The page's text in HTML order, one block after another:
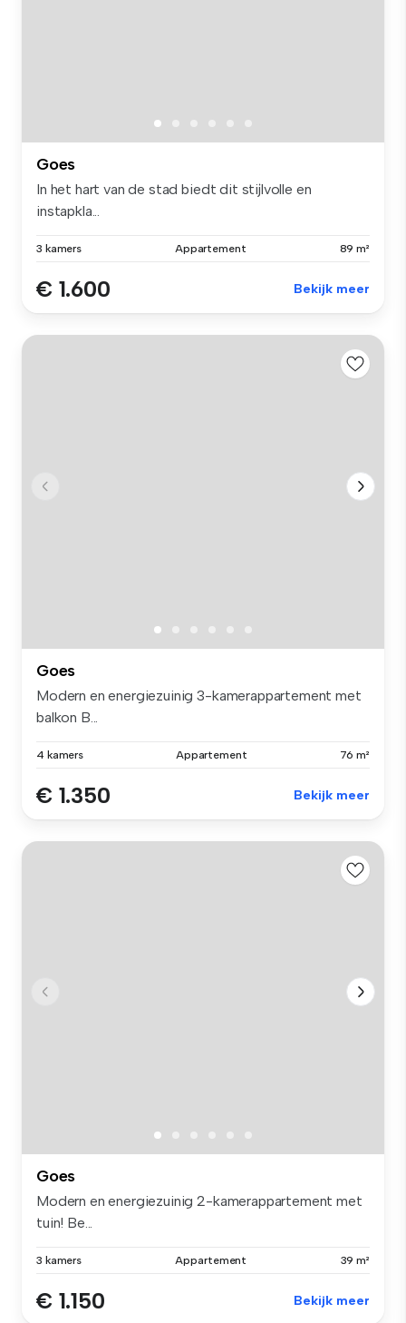
Goes
In het hart van de stad biedt dit stijlvolle en
instapkla...
3 kamers Appartement 89 m²
€ 1.600 Bekijk meer
Goes
Modern en energiezuinig 3-kamerappartement met
balkon B...
4 kamers Appartement 76 m²
€ 1.350 Bekijk meer
Goes
Modern en energiezuinig 2-kamerappartement met
tuin! Be...
3 kamers Appartement 39 m²
€ 1.150 Bekijk meer